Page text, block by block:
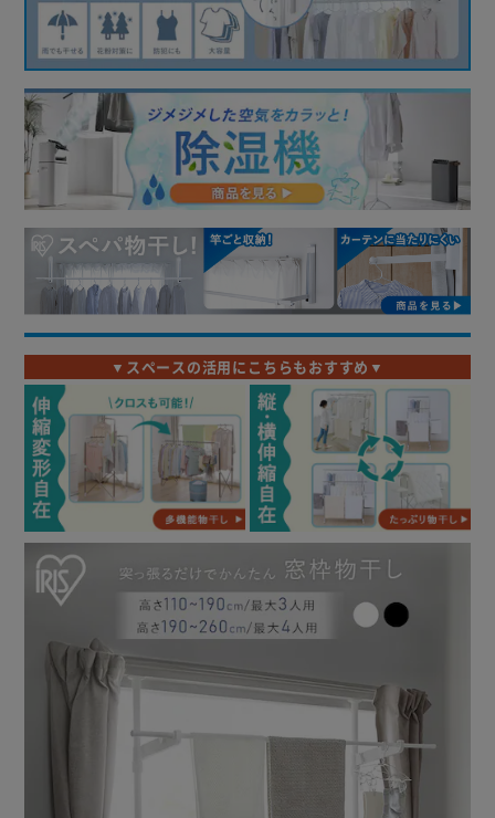
▼スペースの活用にこちらもおすすめ▼